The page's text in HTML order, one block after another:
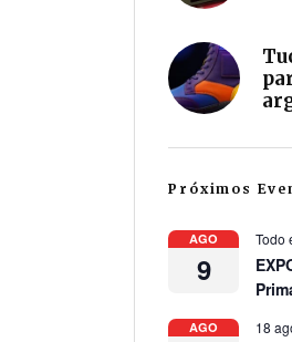
Próximos
AGO
9
Todo
AGO 18